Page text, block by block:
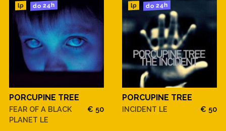
lp do 24h
PORCUPINE TREE
FEAR OF A BLACK
PLANET LE
€ 50
lp do 24h
PORCUPINE TREE
INCIDENT LE € 50